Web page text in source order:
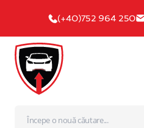
(+40)752 964 250